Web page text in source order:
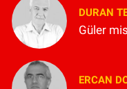
DURAN
Güler
ERCAN